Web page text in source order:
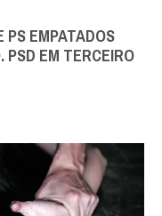
EMPATADOS
EM TERCEIRO